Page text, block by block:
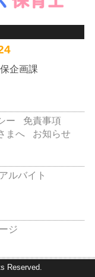
企画課
ー
免責事項
まへ お知らせ
ルバイト
ジ
Reserved.